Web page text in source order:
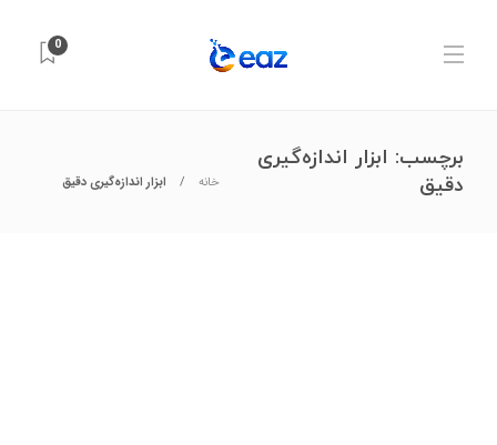
0
برچسب: ابزار اندازه‌گیری
دقیق
خانه ابزار اندازه‌گیری دقیق